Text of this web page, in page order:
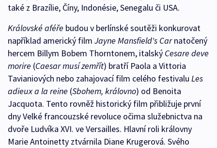
také z Brazílie, Číny, Indonésie, Senegalu či USA.
Královské aféře budou v berlínské soutěži konkurovat
například americký film Jayne Mansfield's Carnatočený
hercem Billym Bobem Thorntonem, italský Cesare deve
morire (Caesar musí zemřít) bratří Paola a Vittoria
Tavianiových nebo zahajovací film celého festivalu Les
adieux a la reine (Sbohem, královno) od Benoita
Jacquota. Tento rovněž historický film přibližuje první
dny Velké francouzské revoluce očima služebnictva na
dvoře Ludvíka XVI. ve Versailles. Hlavní roli královny
Marie Antoinetty ztvárnila Diane Krugerová. Svého